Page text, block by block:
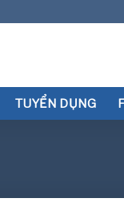
TUYỂN DỤNG